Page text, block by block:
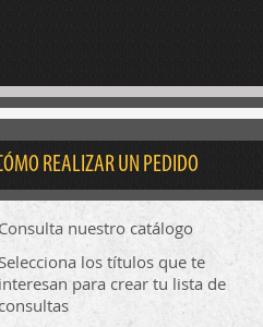
REALIZAR UN PEDIDO
Consulta nuestro catálogo
los títulos que te
interesan para crear tu lista de